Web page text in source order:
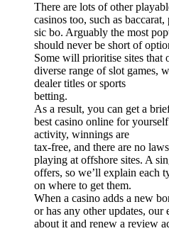
There are lots of other
casinos too, such as baccarat,
sic bo. Arguably the most
should never be short of
Some will prioritise sites that
diverse range of slot games,
dealer titles or sports
betting.
As a result, you can get a
best casino online for
activity, winnings are
tax-free, and there are no
playing at offshore sites. A
offers, so we’ll explain each
on where to get them.
When a casino adds a new
or has any other updates,
about it and renew a review